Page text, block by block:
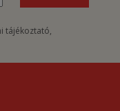
tájékoztató